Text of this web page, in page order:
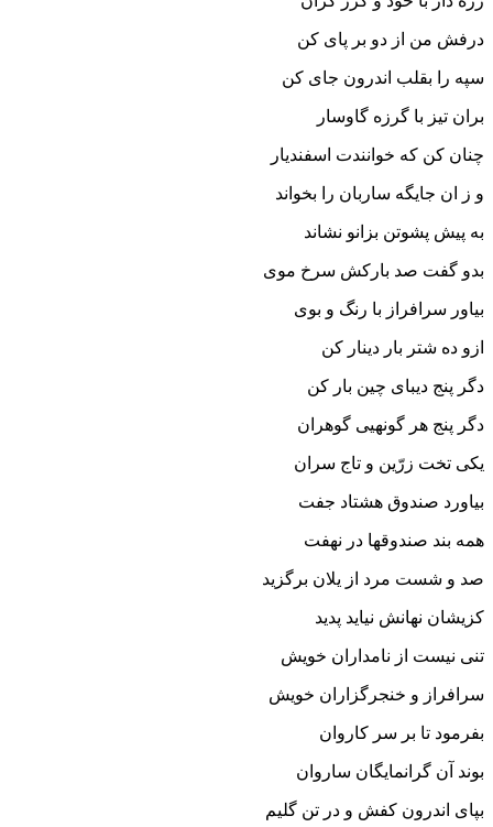
درفش من از دو بر پاى کن
سپه را بقلب اندرون جاى کن‏
بران تیز با گرزه گاوسار
چنان کن که خوانندت اسفندیار
و ز ان جایگه ساربان را بخواند
به پیش پشوتن بزانو نشاند
بدو گفت صد بارکش سرخ موى
بیاور سرافراز با رنگ و بوى‏
ازو ده شتر بار دینار کن
دگر پنج دیباى چین بار کن‏
دگر پنج هر گونه‏یى گوهران
یکى تخت زرّین و تاج سران‏
بیاورد صندوق هشتاد جفت
همه بند صندوقها در نهفت‏
صد و شست مرد از یلان برگزید
کزیشان نهانش نیاید پدید
تنى نیست از نامداران خویش
سرافراز و خنجرگزاران خویش‏
بفرمود تا بر سر کاروان
بوند آن گرانمایگان ساروان‏
بپاى اندرون کفش و در تن گلیم